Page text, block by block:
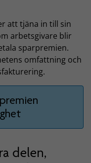
att tjäna in till sin
arbetsgivare blir
sparpremien.
omfattning och
delen,